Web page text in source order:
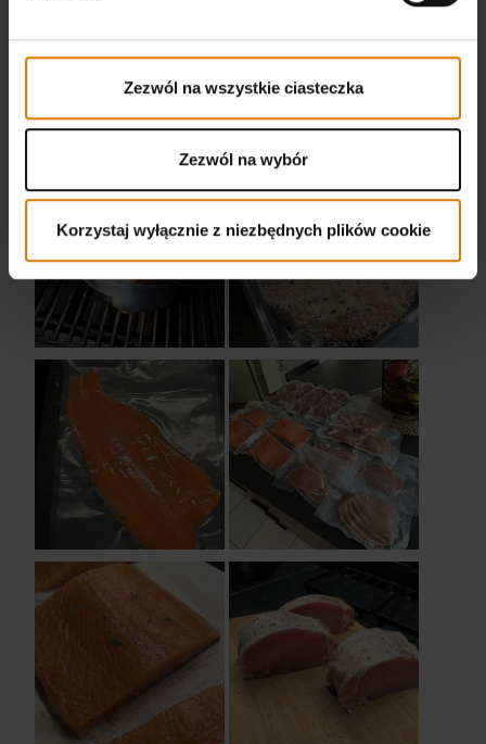
Zezwól na wszystkie ciasteczka
Zezwól na wybór
Korzystaj wyłącznie z niezbędnych plików cookie